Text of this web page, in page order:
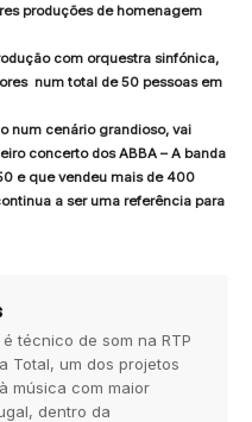
produções de homenagem
com orquestra sinfónica,
num total de 50 pessoas em
num cenário grandioso, vai
concerto dos ABBA – A banda
e que vendeu mais de 400
a ser uma referência para
técnico de som na RTP
Total, um dos projetos
música com maior
dentro da